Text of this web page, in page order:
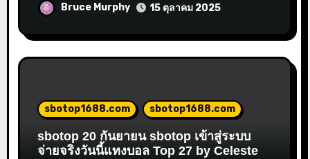
Bruce Murphy 15 ตุลาคม 2025
sbotop1688.com sbotop1688.com
sbotop 20 กันยายน sbotop เข้าสู่ระบบ
จ่ายจริงวันนี้แทงบอล Top 27 by Celeste